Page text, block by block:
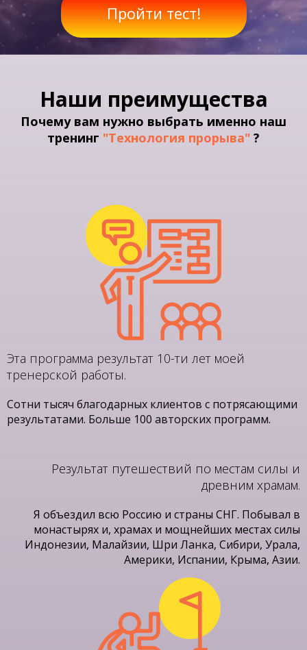
Пройти тест!
Наши преимущества
Почему вам нужно выбрать именно наш
тренинг "Технология прорыва" ?
Эта программа результат 10-ти лет моей
тренерской работы.
Сотни тысяч благодарных клиентов с потрясающими
результатами. Больше 100 авторских программ.
Результат путешествий по местам силы и
древним храмам.
Я объездил всю Россию и страны СНГ. Побывал в
монастырях и, храмах и мощнейших местах силы
Индонезии, Малайзии, Шри Ланка, Сибири, Урала,
Америки, Испании, Крыма, Азии.​